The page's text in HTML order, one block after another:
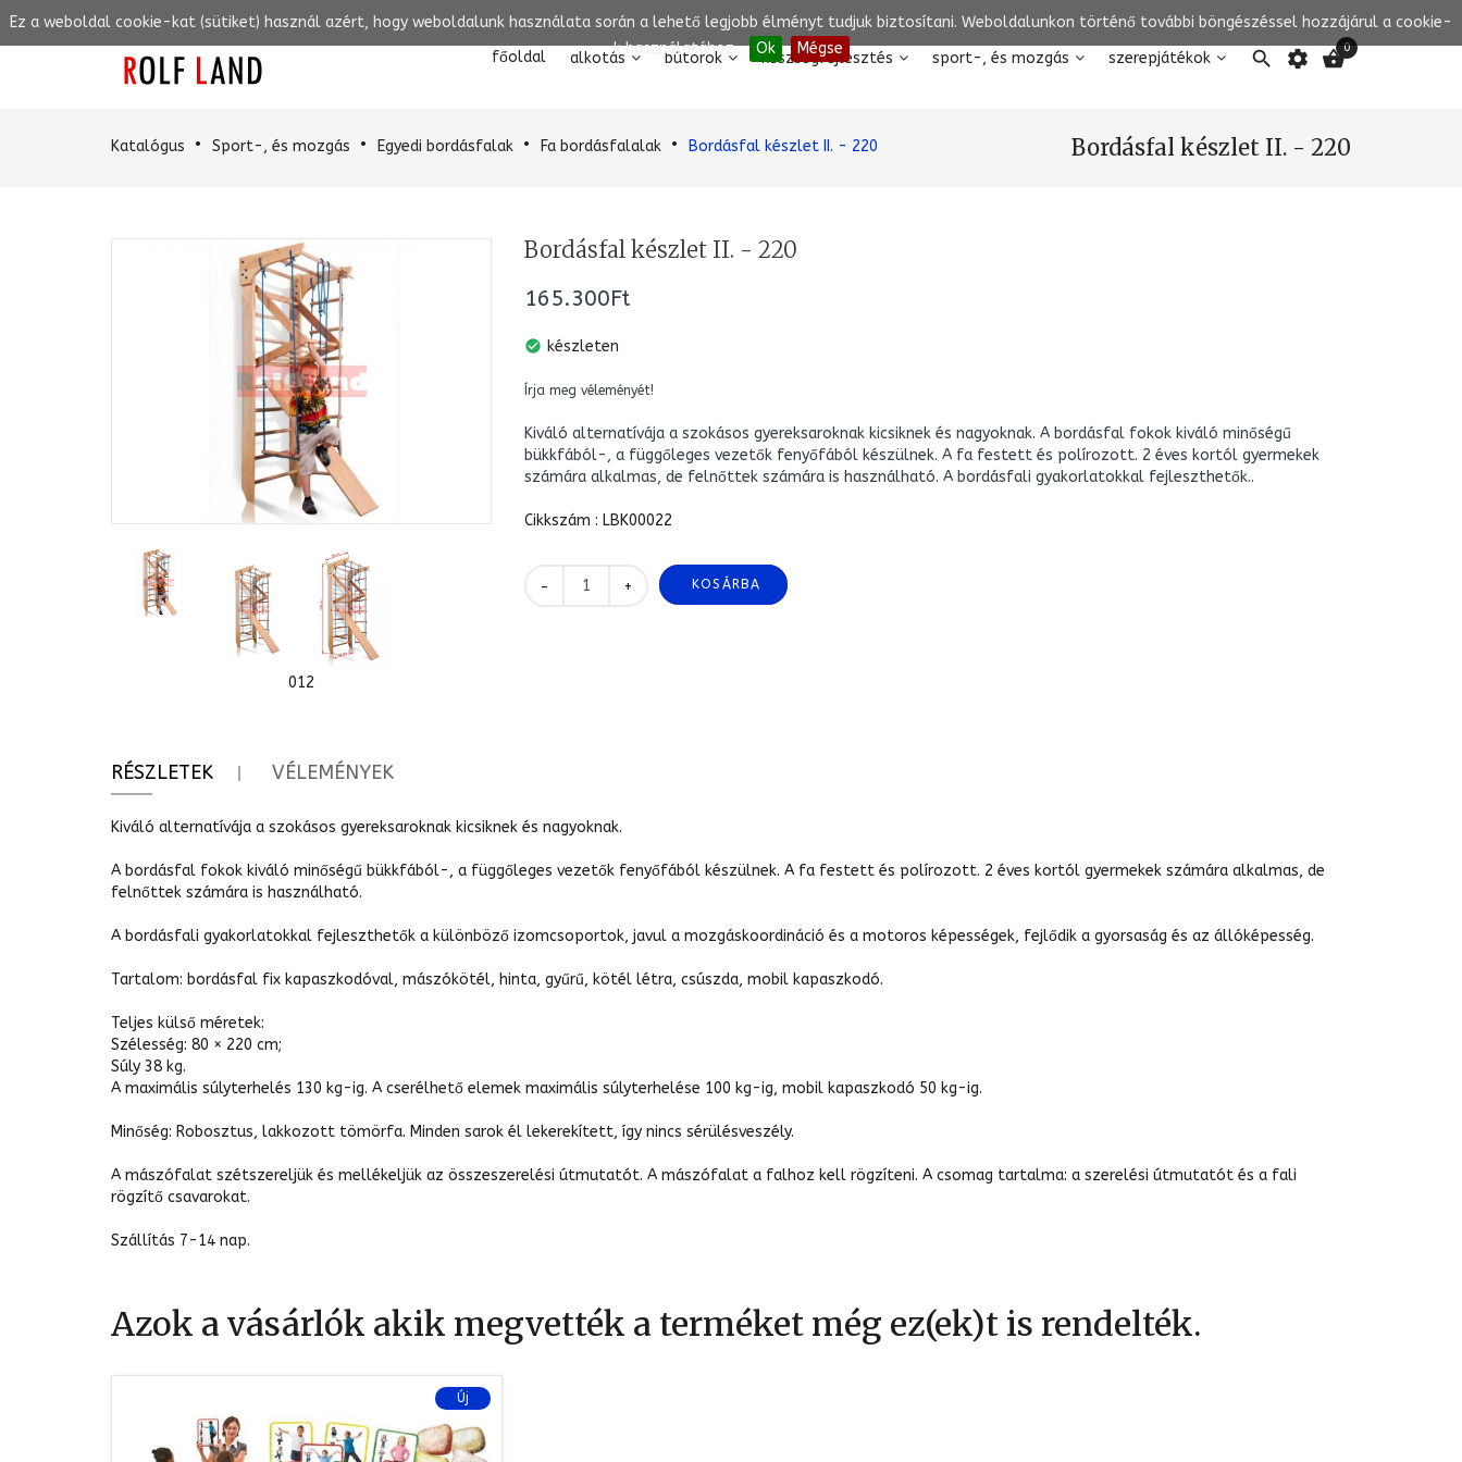
Ez a weboldal cookie-kat (sütiket) használ azért, hogy weboldalunk használata során a lehető legjobb élményt tudjuk biztosítani. Weboldalunkon történő további böngészéssel hozzájárul a cookie-
k használatához..
Ok Mégse
főoldal alkotás bútorok készségfejlesztés sport-, és mozgás szerepjátékok  settings 0
Katalógus Sport-, és mozgás Egyedi bordásfalak Fa bordásfalalak Bordásfal készlet II. - 220 Bordásfal készlet II. - 220
012
Bordásfal készlet II. - 220
165.300Ft
check_circle készleten
Írja meg véleményét!
Kiváló alternatívája a szokásos gyereksaroknak kicsiknek és nagyoknak. A bordásfal fokok kiváló minőségű
bükkfából-, a függőleges vezetők fenyőfából készülnek. A fa festett és polírozott. 2 éves kortól gyermekek
számára alkalmas, de felnőttek számára is használható. A bordásfali gyakorlatokkal fejleszthetők..
Cikkszám : LBK00022
+
- KOSÁRBA
RÉSZLETEK VÉLEMÉNYEK
Kiváló alternatívája a szokásos gyereksaroknak kicsiknek és nagyoknak.
A bordásfal fokok kiváló minőségű bükkfából-, a függőleges vezetők fenyőfából készülnek. A fa festett és polírozott. 2 éves kortól gyermekek számára alkalmas, de
felnőttek számára is használható.
A bordásfali gyakorlatokkal fejleszthetők a különböző izomcsoportok, javul a mozgáskoordináció és a motoros képességek, fejlődik a gyorsaság és az állóképesség.
Tartalom: bordásfal fix kapaszkodóval, mászókötél, hinta, gyűrű, kötél létra, csúszda, mobil kapaszkodó.
Teljes külső méretek:
Szélesség: 80 × 220 cm;
Súly 38 kg.
A maximális súlyterhelés 130 kg-ig. A cserélhető elemek maximális súlyterhelése 100 kg-ig, mobil kapaszkodó 50 kg-ig.
Minőség: Robosztus, lakkozott tömörfa. Minden sarok él lekerekített, így nincs sérülésveszély.
A mászófalat szétszereljük és mellékeljük az összeszerelési útmutatót. A mászófalat a falhoz kell rögzíteni. A csomag tartalma: a szerelési útmutatót és a fali
rögzítő csavarokat.
Szállítás 7-14 nap.
Azok a vásárlók akik megvették a terméket még ez(ek)t is rendelték.
Új